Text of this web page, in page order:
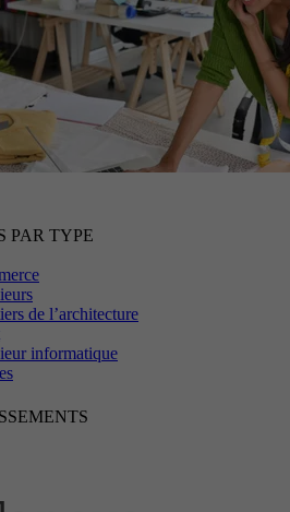
PAR TYPE
de l’architecture
informatique